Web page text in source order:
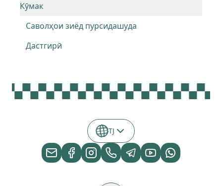
Кӯмак
Саволҳои зиёд пурсидашуда
Дастгирӣ
TJ